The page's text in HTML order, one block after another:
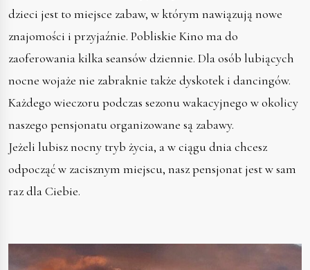
dzieci jest to miejsce zabaw, w którym nawiązują nowe
znajomości i przyjaźnie. Pobliskie Kino ma do
zaoferowania kilka seansów dziennie. Dla osób lubiących
nocne wojaże nie zabraknie także dyskotek i dancingów.
Każdego wieczoru podczas sezonu wakacyjnego w okolicy
naszego pensjonatu organizowane są zabawy.
Jeżeli lubisz nocny tryb życia, a w ciągu dnia chcesz
odpocząć w zacisznym miejscu, nasz pensjonat jest w sam
raz dla Ciebie.